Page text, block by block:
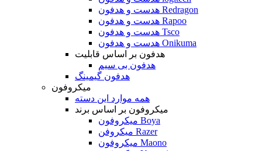
هدست و هدفون Redragon
هدست و هدفون Rapoo
هدست و هدفون Tsco
هدست و هدفون Onikuma
هدفون بر اساس قابلیت
هدفون بی سیم
هدفون گیمینگ
میکروفون
همه موارد این دسته
میکروفون بر اساس برند
میکروفون Boya
میکروفن Razer
میکروفون Maono